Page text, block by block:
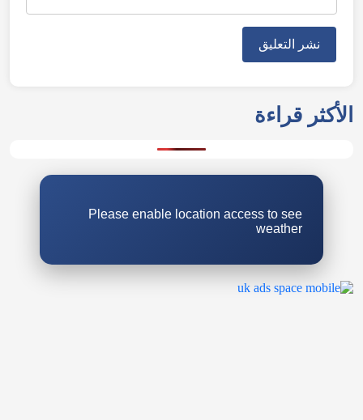
الأكثر قراءة
Please enable location access to see
weather